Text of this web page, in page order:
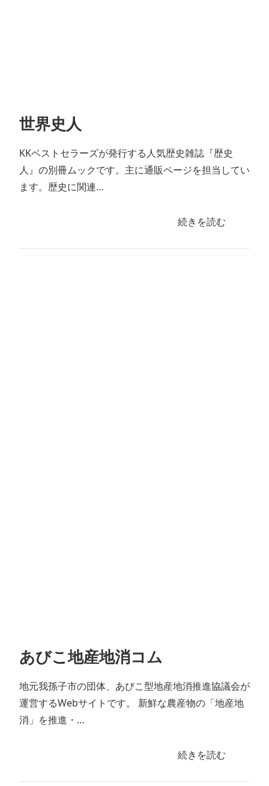
世界史人
KKベストセラーズが発行する人気歴史雑誌『歴史
人』の別冊ムックです。主に通販ページを担当してい
ます。歴史に関連…
続きを読む
あびこ地産地消コム
地元我孫子市の団体、あびこ型地産地消推進協議会が
運営するWebサイトです。 新鮮な農産物の「地産地
消」を推進・…
続きを読む